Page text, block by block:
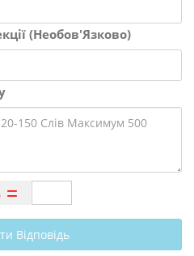
(Необов'Язково)
Відповідь